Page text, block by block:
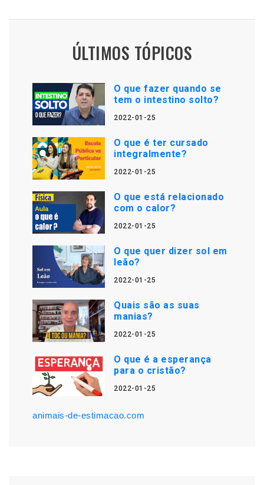
ÚLTIMOS TÓPICOS
O que fazer quando se
tem o intestino solto?
2022-01-25
O que é ter cursado
integralmente?
2022-01-25
O que está relacionado
com o calor?
2022-01-25
O que quer dizer sol em
leão?
2022-01-25
Quais são as suas
manias?
2022-01-25
O que é a esperança
para o cristão?
2022-01-25
animais-de-estimacao.com